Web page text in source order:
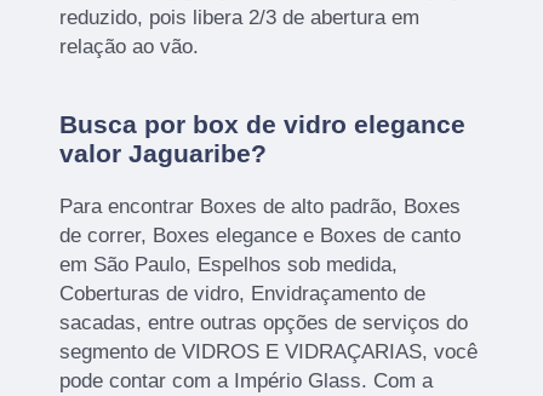
reduzido, pois libera 2/3 de abertura em
relação ao vão.
Busca por box de vidro elegance
valor Jaguaribe?
Para encontrar Boxes de alto padrão, Boxes
de correr, Boxes elegance e Boxes de canto
em São Paulo, Espelhos sob medida,
Coberturas de vidro, Envidraçamento de
sacadas, entre outras opções de serviços do
segmento de VIDROS E VIDRAÇARIAS, você
pode contar com a Império Glass. Com a